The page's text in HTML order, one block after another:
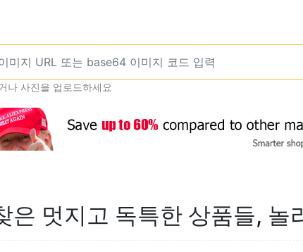
나 사진을 업로드하세요
은 멋지고 독특한 상품들, 놀